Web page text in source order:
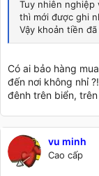
Tuy nhiên nghiệp
thì mới được ghi
Vậy khoản tiền
Có ai bảo hàng
đến nơi không nhỉ
đênh trên biển,
vu minh
Cao cấp